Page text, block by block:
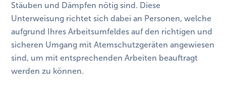
Stäuben und Dämpfen nötig sind. Diese
Unterweisung richtet sich dabei an Personen, welche
aufgrund Ihres Arbeitsumfeldes auf den richtigen und
sicheren Umgang mit Atemschutzgeräten angewiesen
sind, um mit entsprechenden Arbeiten beauftragt
werden zu können.